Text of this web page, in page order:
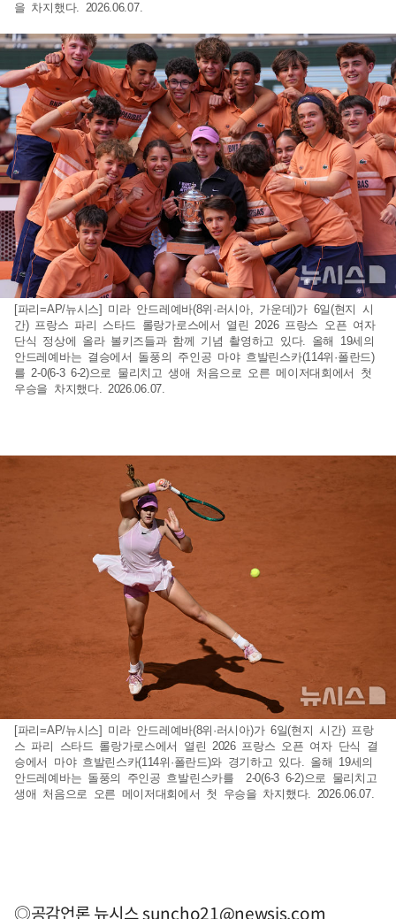
을 차지했다. 2026.06.07.
[파리=AP/뉴시스] 미라 안드레예바(8위·러시아, 가운데)가 6일(현지 시
간) 프랑스 파리 스타드 롤랑가로스에서 열린 2026 프랑스 오픈 여자
단식 정상에 올라 볼키즈들과 함께 기념 촬영하고 있다. 올해 19세의
안드레예바는 결승에서 돌풍의 주인공 마야 흐발린스카(114위·폴란드)
를 2-0(6-3 6-2)으로 물리치고 생애 처음으로 오른 메이저대회에서 첫
우승을 차지했다. 2026.06.07.
[파리=AP/뉴시스] 미라 안드레예바(8위·러시아)가 6일(현지 시간) 프랑
스 파리 스타드 롤랑가로스에서 열린 2026 프랑스 오픈 여자 단식 결
승에서 마야 흐발린스카(114위·폴란드)와 경기하고 있다. 올해 19세의
안드레예바는 돌풍의 주인공 흐발린스카를 2-0(6-3 6-2)으로 물리치고
생애 처음으로 오른 메이저대회에서 첫 우승을 차지했다. 2026.06.07.
◎공감언론 뉴시스suncho21@newsis.com